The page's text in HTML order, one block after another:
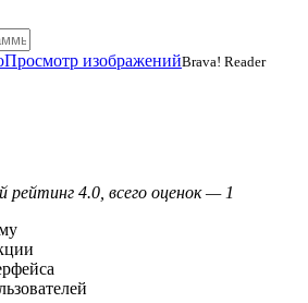
Просмотр изображенийBrava! Reader
рейтинг 4.0, всего оценок — 1